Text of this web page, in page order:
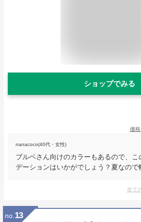
ショップでみる
価
nanacoco(40代・女性)
ブルベさん向けのカラーもあるので、こ
デーションはいかがでしょう？夏なので
全て
no. 13